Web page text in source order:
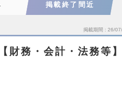
掲載終了間近
掲載期間 26/
財務・会計・法務等】